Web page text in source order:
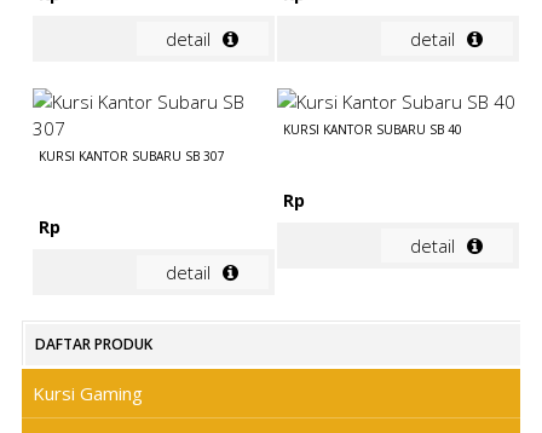
detail detail
KURSI KANTOR SUBARU SB 307
Rp
detail
KURSI KANTOR SUBARU SB 40
Rp
detail
DAFTAR PRODUK
Kursi Gaming